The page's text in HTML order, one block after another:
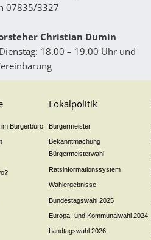
07835/3327
Christian Dumin
18.00 – 19.00 Uhr und
Bürgerbüro
Lokalpolitik
Bürgermeister
Bekanntmachung
Bürgermeisterwahl
Ratsinformationssystem
Wahlergebnisse
Bundestagswahl 2025
Europa- und Kommunalwahl 2024
Landtagswahl 2026